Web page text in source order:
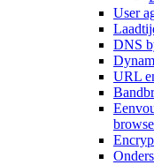
User
DNS
URL